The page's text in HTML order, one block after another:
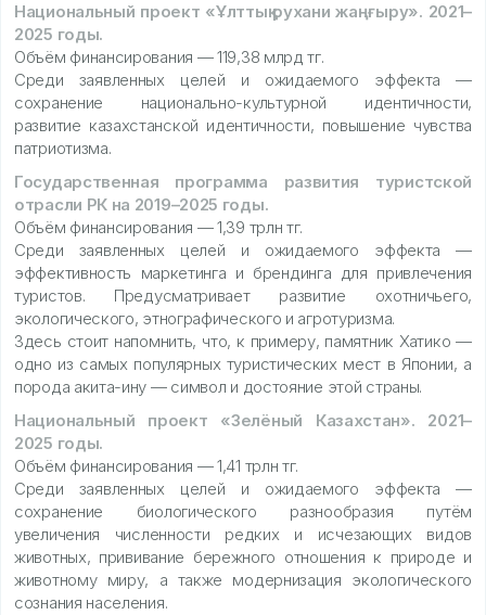
Национальный проект «Ұлттық рухани жаңғыру». 2021–
2025 годы.
Объём финансирования — 119,38 млрд тг.
Среди заявленных целей и ожидаемого эффекта —
сохранение национально-культурной идентичности,
развитие казахстанской идентичности, повышение чувства
патриотизма.
Государственная программа развития туристской
отрасли РК на 2019–2025 годы.
Объём финансирования — 1,39 трлн тг.
Среди заявленных целей и ожидаемого эффекта —
эффективность маркетинга и брендинга для привлечения
туристов. Предусматривает развитие охотничьего,
экологического, этнографического и агротуризма.
Здесь стоит напомнить, что, к примеру, памятник Хатико —
одно из самых популярных туристических мест в Японии, а
порода акита-ину — символ и достояние этой страны.
Национальный проект «Зелёный Казахстан». 2021–
2025 годы.
Объём финансирования — 1,41 трлн тг.
Среди заявленных целей и ожидаемого эффекта —
сохранение биологического разнообразия путём
увеличения численности редких и исчезающих видов
животных, прививание бережного отношения к природе и
животному миру, а также модернизация экологического
сознания населения.